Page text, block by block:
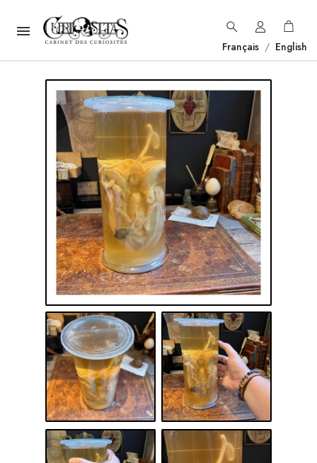

Français / English